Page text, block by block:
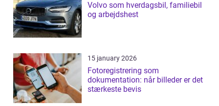
Volvo som hverdagsbil, familiebil
og arbejdshest
15 january 2026
Fotoregistrering som
dokumentation: når billeder er det
stærkeste bevis